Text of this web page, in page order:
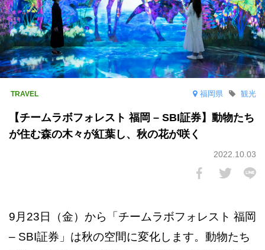
福岡県 観光
【チームラボフォレスト 福岡 – SBI証券】動物たち
が住む森の木々が紅葉し、秋の花が咲く
2022.10.03
9月23日（金）から「チームラボフォレスト 福岡
– SBI証券」は秋の空間に変化します。動物たち